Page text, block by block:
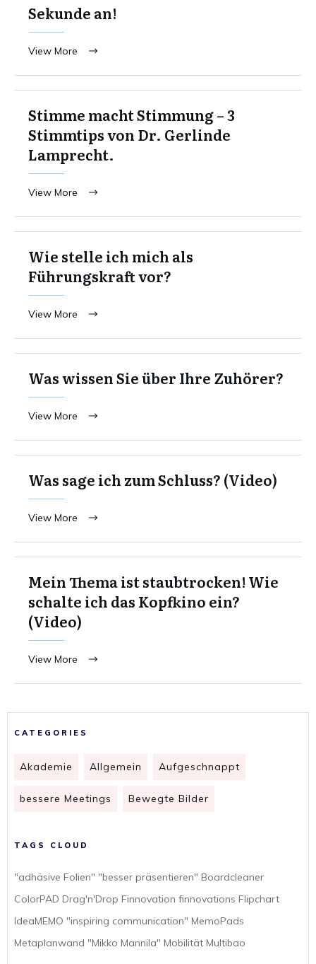
Sekunde an!
View More
Stimme macht Stimmung – 3
Stimmtips von Dr. Gerlinde
Lamprecht.
View More
Wie stelle ich mich als
Führungskraft vor?
View More
Was wissen Sie über Ihre Zuhörer?
View More
Was sage ich zum Schluss? (Video)
View More
Mein Thema ist staubtrocken! Wie
schalte ich das Kopfkino ein?
(Video)
View More
CATEGORIES
Akademie Allgemein Aufgeschnappt
bessere Meetings Bewegte Bilder
TAGS CLOUD
"adhäsive Folien" "besser präsentieren" Boardcleaner
ColorPAD Drag'n'Drop Finnovation finnovations Flipchart
IdeaMEMO "inspiring communication" MemoPads
Metaplanwand "Mikko Mannila" Mobilität Multibao